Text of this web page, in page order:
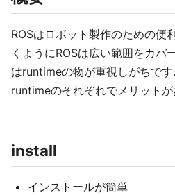
ROSはロボット製作のための便
くようにROSは広い範囲をカバ
はruntimeの物が重視しがちで
runtimeのそれぞれでメリットが
install
インストールが簡単